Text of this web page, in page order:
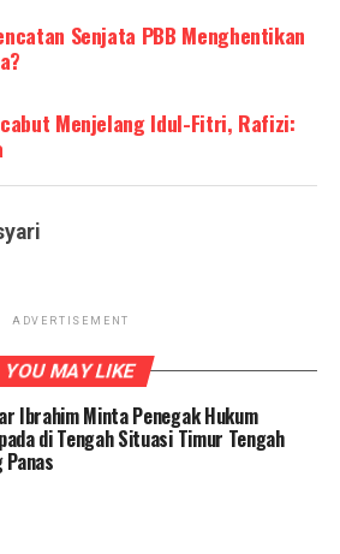
Senjata PBB Menghentikan
Menjelang Idul-Fitri, Rafizi:
ADVERTISEMENT
YOU MAY LIKE
Ibrahim Minta Penegak Hukum
di Tengah Situasi Timur Tengah
Panas